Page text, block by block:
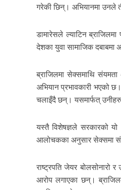
गरेकी छिन्। अभियानमा उनले
डामारेसले ल्याटिन
देशका युवा सामाजिक दबाबमा
ब्राजिलमा सेक्समाथि
अभियान प्रभावकारी भएको
चलाइँदै छन्। यसमार्फत्
यस्तै विशेषज्ञले सरकारको
आलोचकका अनुसार सेक्समा
राष्ट्रपति जेयर बोलसोनारो
आरोप लगाएका छन्।